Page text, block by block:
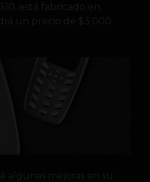
está fabricado en
un precio de $3.000
algunas mejoras en su